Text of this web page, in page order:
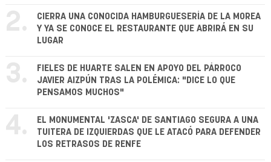
2.
CIERRA UNA CONOCIDA HAMBURGUESERÍA DE LA MOREA
Y YA SE CONOCE EL RESTAURANTE QUE ABRIRÁ EN SU
LUGAR
3.
FIELES DE HUARTE SALEN EN APOYO DEL PÁRROCO
JAVIER AIZPÚN TRAS LA POLÉMICA: "DICE LO QUE
PENSAMOS MUCHOS"
4.
EL MONUMENTAL 'ZASCA' DE SANTIAGO SEGURA A UNA
TUITERA DE IZQUIERDAS QUE LE ATACÓ PARA DEFENDER
LOS RETRASOS DE RENFE